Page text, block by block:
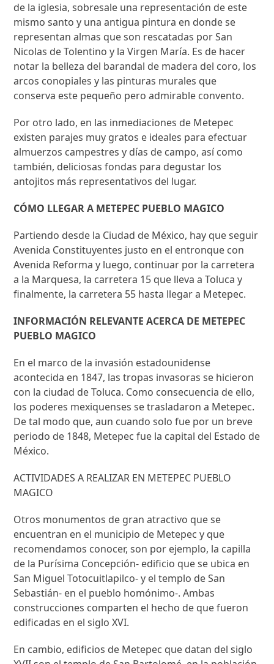
de la iglesia, sobresale una representación de este
mismo santo y una antigua pintura en donde se
representan almas que son rescatadas por San
Nicolas de Tolentino y la Virgen María. Es de hacer
notar la belleza del barandal de madera del coro, los
arcos conopiales y las pinturas murales que
conserva este pequeño pero admirable convento.
Por otro lado, en las inmediaciones de Metepec
existen parajes muy gratos e ideales para efectuar
almuerzos campestres y días de campo, así como
también, deliciosas fondas para degustar los
antojitos más representativos del lugar.
CÓMO LLEGAR A METEPEC PUEBLO MAGICO
Partiendo desde la Ciudad de México, hay que seguir
Avenida Constituyentes justo en el entronque con
Avenida Reforma y luego, continuar por la carretera
a la Marquesa, la carretera 15 que lleva a Toluca y
finalmente, la carretera 55 hasta llegar a Metepec.
INFORMACIÓN RELEVANTE ACERCA DE METEPEC
PUEBLO MAGICO
En el marco de la invasión estadounidense
acontecida en 1847, las tropas invasoras se hicieron
con la ciudad de Toluca. Como consecuencia de ello,
los poderes mexiquenses se trasladaron a Metepec.
De tal modo que, aun cuando solo fue por un breve
periodo de 1848, Metepec fue la capital del Estado de
México.
ACTIVIDADES A REALIZAR EN METEPEC PUEBLO
MAGICO
Otros monumentos de gran atractivo que se
encuentran en el municipio de Metepec y que
recomendamos conocer, son por ejemplo, la capilla
de la Purísima Concepción- edificio que se ubica en
San Miguel Totocuitlapilco- y el templo de San
Sebastián- en el pueblo homónimo-. Ambas
construcciones comparten el hecho de que fueron
edificadas en el siglo XVI.
En cambio, edificios de Metepec que datan del siglo